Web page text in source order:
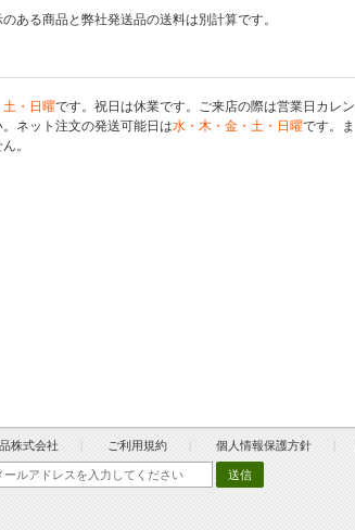
のある商品と弊社発送品の送料は別計算です。
土・日曜です。祝日は休業です。ご来店の際は営業日カレン
ネット注文の発送可能日は水・木・金・土・日曜です。ま
。
株式会社 ご利用規約 個人情報保護方針
送信